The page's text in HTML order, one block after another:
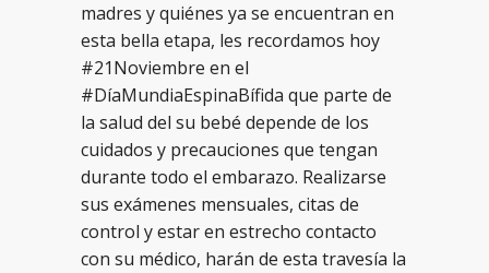
madres y quiénes ya se encuentran en
esta bella etapa, les recordamos hoy
#21Noviembre en el
#DíaMundiaEspinaBífida que parte de
la salud del su bebé depende de los
cuidados y precauciones que tengan
durante todo el embarazo. Realizarse
sus exámenes mensuales, citas de
control y estar en estrecho contacto
con su médico, harán de esta travesía la